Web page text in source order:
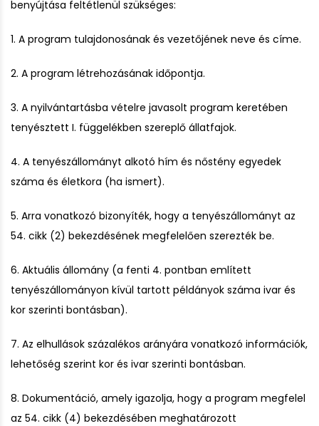
benyújtása feltétlenül szükséges:
1. A program tulajdonosának és vezetőjének neve és címe.
2. A program létrehozásának időpontja.
3. A nyilvántartásba vételre javasolt program keretében
tenyésztett I. függelékben szereplő állatfajok.
4. A tenyészállományt alkotó hím és nőstény egyedek
száma és életkora (ha ismert).
5. Arra vonatkozó bizonyíték, hogy a tenyészállományt az
54. cikk (2) bekezdésének megfelelően szerezték be.
6. Aktuális állomány (a fenti 4. pontban említett
tenyészállományon kívül tartott példányok száma ivar és
kor szerinti bontásban).
7. Az elhullások százalékos arányára vonatkozó információk,
lehetőség szerint kor és ivar szerinti bontásban.
8. Dokumentáció, amely igazolja, hogy a program megfelel
az 54. cikk (4) bekezdésében meghatározott